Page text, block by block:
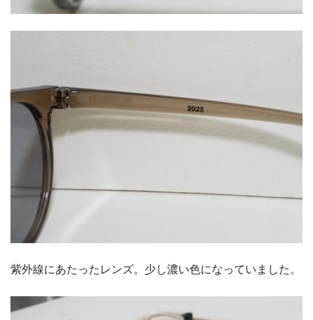
紫外線にあたったレンズ。少し濃い色になっていました。